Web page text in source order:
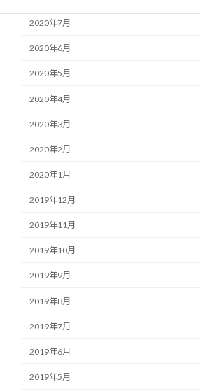
2020年7月
2020年6月
2020年5月
2020年4月
2020年3月
2020年2月
2020年1月
2019年12月
2019年11月
2019年10月
2019年9月
2019年8月
2019年7月
2019年6月
2019年5月